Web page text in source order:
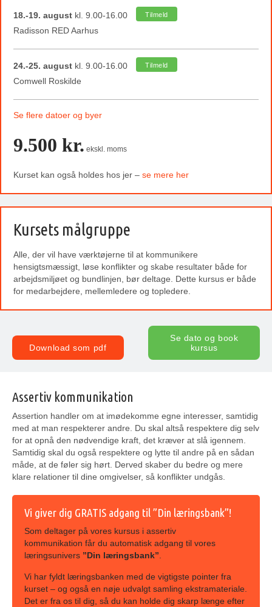
18.-19. august kl. 9.00-16.00 Tilmeld
Radisson RED Aarhus
24.-25. august kl. 9.00-16.00 Tilmeld
Comwell Roskilde
Se flere datoer og byer
9.500 kr. ekskl. moms
Kurset kan også holdes hos jer – se mere her
Kursets målgruppe
Alle, der vil have værktøjerne til at kommunikere
hensigtsmæssigt, løse konflikter og skabe resultater både for
arbejdsmiljøet og bundlinjen, bør deltage. Dette kursus er både
for medarbejdere, mellemledere og topledere.
Download som pdf
Se dato og book
kursus
Assertiv kommunikation
Assertion handler om at imødekomme egne interesser, samtidig
med at man respekterer andre. Du skal altså respektere dig selv
for at opnå den nødvendige kraft, det kræver at slå igennem.
Samtidig skal du også respektere og lytte til andre på en sådan
måde, at de føler sig hørt. Derved skaber du bedre og mere
klare relationer til dine omgivelser, så konflikter undgås.
Vi giver dig GRATIS adgang til ”Din læringsbank”!
Som deltager på vores kursus i assertiv
kommunikation får du automatisk adgang til vores
læringsunivers ”Din læringsbank”
Vi har fyldt læringsbanken med de vigtigste pointer fra
kurset – og også en nøje udvalgt samling ekstramateriale.
Det er fra os til dig, så du kan holde dig skarp længe efter